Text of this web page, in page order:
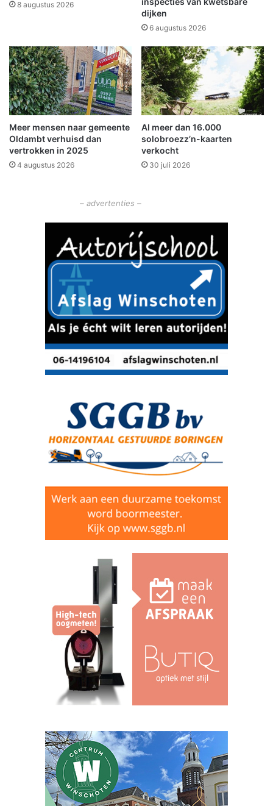
n
l
o
a
d
h
e
m
n
u
W
i
n
s
c
h
o
t
e
n
8 augustus 2026
dijken
6 augustus 2026
Meer mensen naar gemeente
Oldambt verhuisd dan
vertrokken in 2025
4 augustus 2026
Al meer dan 16.000
solobroezz’n-kaarten
verkocht
30 juli 2026
– advertenties –